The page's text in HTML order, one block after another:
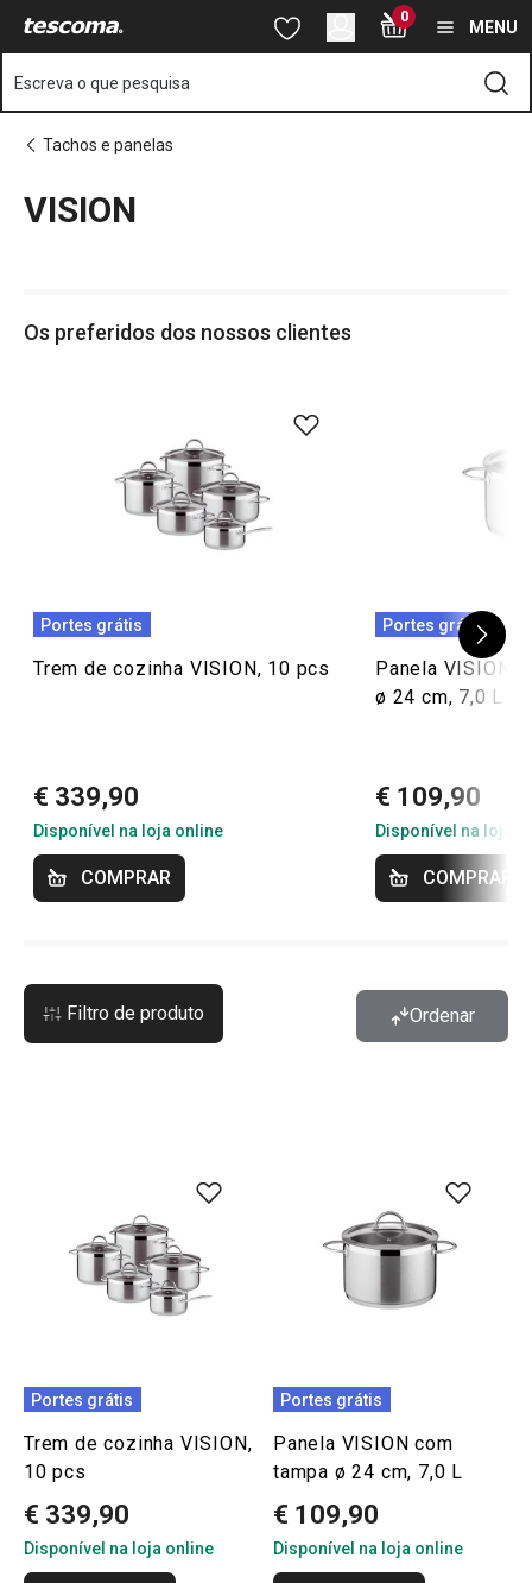
Saltar para o conteúdo principal
Saltar para a pesquisa
Saltar para a navegação 0
MENU
Escreva o que pesquisa
Tachos e panelas
VISION
Os preferidos dos nossos clientes
Portes grátis
Trem de cozinha VISION, 10 pcs
€ 339,90
Disponível na loja online
COMPRAR
Portes grátis
Panela VISION
ø 24 cm, 7,0 L
€ 109,90
Disponível na loja
COMPRAR
Filtro de produto Ordenar
Portes grátis
Trem de cozinha VISION,
10 pcs
€ 339,90
Disponível na loja online
Portes grátis
Panela VISION com
tampa ø 24 cm, 7,0 L
€ 109,90
Disponível na loja online